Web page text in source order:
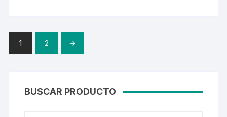
1 2 →
BUSCAR PRODUCTO